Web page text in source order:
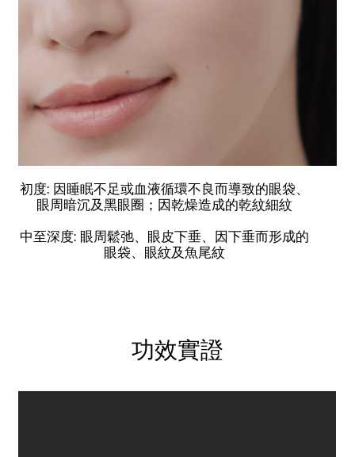
初度: 因睡眠不足或血液循環不良而導致的眼袋、
眼周暗沉及黑眼圈；因乾燥造成的乾紋細紋
中至深度: 眼周鬆弛、眼皮下垂、因下垂而形成的
眼袋、眼紋及魚尾紋
功效實證